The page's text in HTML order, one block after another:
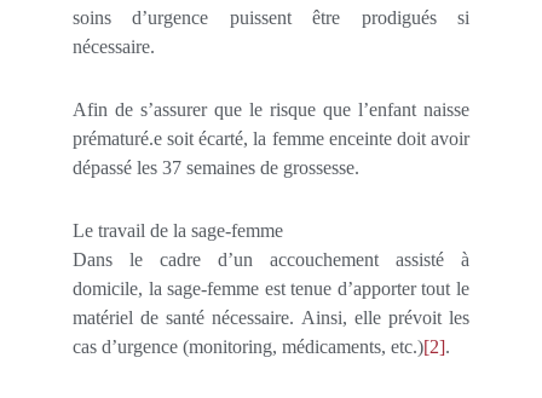
soins d’urgence puissent être prodigués si
nécessaire.
Afin de s’assurer que le risque que l’enfant naisse
prématuré.e soit écarté, la femme enceinte doit avoir
dépassé les 37 semaines de grossesse.
Le travail de la sage-femme
Dans le cadre d’un accouchement assisté à
domicile, la sage-femme est tenue d’apporter tout le
matériel de santé nécessaire. Ainsi, elle prévoit les
cas d’urgence (monitoring, médicaments, etc.)[2].